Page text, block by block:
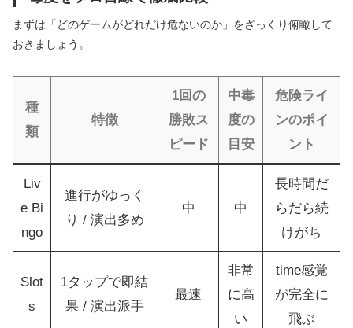
まずは「どのゲームがどれだけ危ないのか」をざっくり俯瞰して
おきましょう。
種
類
特徴
1回の
勝敗ス
ピード
中毒
度の
目安
危険ライ
ンのポイ
ント
Liv
e Bi
ngo
進行がゆっく
り / 演出多め
中 中
長時間だ
らだら続
けがち
Slot
s
1タップで即結
果 / 演出派手
最速
非常
に高
い
time感覚
が完全に
飛ぶ